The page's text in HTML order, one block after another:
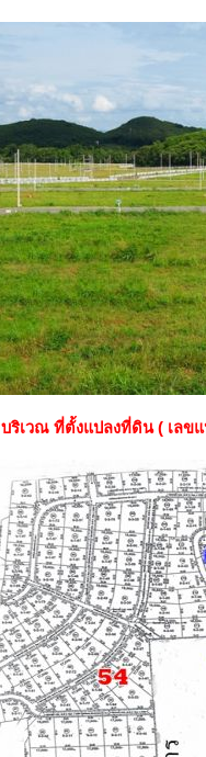
บริเวณ ที่ตั้งแปลงที่ดิน ( เลข